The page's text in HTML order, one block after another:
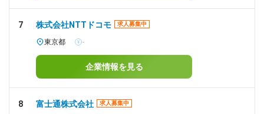
7 株式会社NTTドコモ 求人募集中
東京都 -
企業情報を見る
8 富士通株式会社 求人募集中